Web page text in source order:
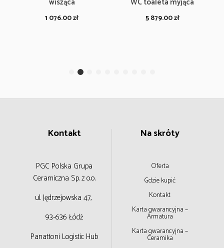
1 076.00zł 5 879.00zł
Kontakt
PGC Polska Grupa
Ceramiczna Sp. z o.o.
ul. Jędrzejowska 47,
93-636 Łódź
Panattoni Logistic Hub
Na skróty
Oferta
Gdzie kupić
Kontakt
Karta gwarancyjna –
Armatura
Karta gwarancyjna –
Ceramika